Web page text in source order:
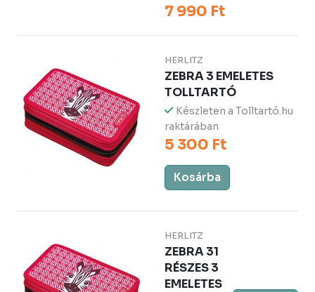
7 990 Ft
HERLITZ
ZEBRA 3 EMELETES
TOLLTARTÓ
Készleten a Tolltartó.hu
raktárában
5 300 Ft
Kosárba
HERLITZ
ZEBRA 31
RÉSZES 3
EMELETES